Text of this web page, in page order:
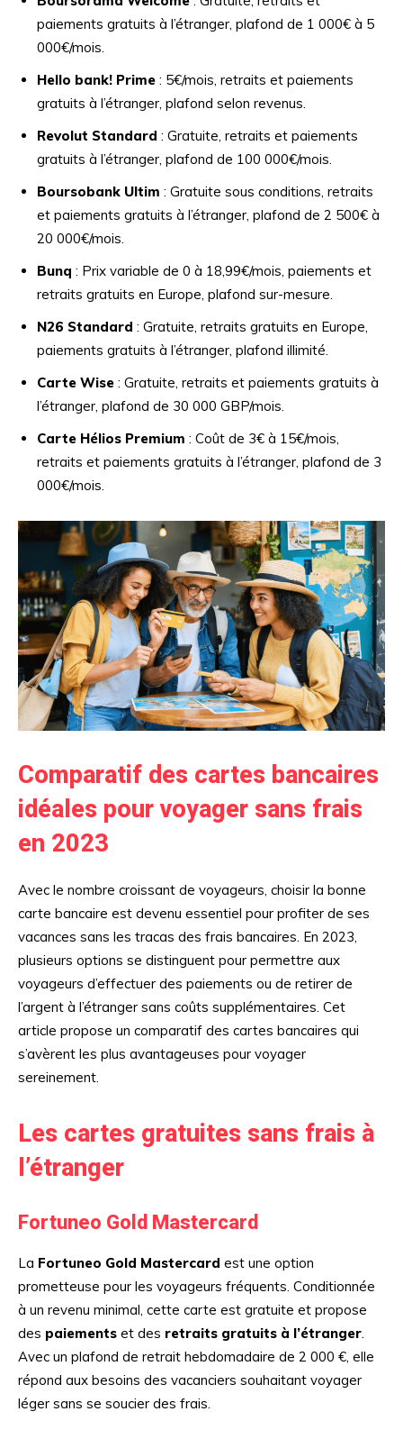
paiements gratuits à l’étranger, plafond de 1 000€ à 5
000€/mois.
Hello bank! Prime : 5€/mois, retraits et paiements
gratuits à l’étranger, plafond selon revenus.
Revolut Standard : Gratuite, retraits et paiements
gratuits à l’étranger, plafond de 100 000€/mois.
Boursobank Ultim : Gratuite sous conditions, retraits
et paiements gratuits à l’étranger, plafond de 2 500€ à
20 000€/mois.
Bunq : Prix variable de 0 à 18,99€/mois, paiements et
retraits gratuits en Europe, plafond sur-mesure.
N26 Standard : Gratuite, retraits gratuits en Europe,
paiements gratuits à l’étranger, plafond illimité.
Carte Wise : Gratuite, retraits et paiements gratuits à
l’étranger, plafond de 30 000 GBP/mois.
Carte Hélios Premium : Coût de 3€ à 15€/mois,
retraits et paiements gratuits à l’étranger, plafond de 3
000€/mois.
Comparatif des cartes bancaires
idéales pour voyager sans frais
en 2023
Avec le nombre croissant de voyageurs, choisir la bonne
carte bancaire est devenu essentiel pour profiter de ses
vacances sans les tracas des frais bancaires. En 2023,
plusieurs options se distinguent pour permettre aux
voyageurs d’effectuer des paiements ou de retirer de
l’argent à l’étranger sans coûts supplémentaires. Cet
article propose un comparatif des cartes bancaires qui
s’avèrent les plus avantageuses pour voyager
sereinement.
Les cartes gratuites sans frais à
l’étranger
Fortuneo Gold Mastercard
La Fortuneo Gold Mastercard est une option
prometteuse pour les voyageurs fréquents. Conditionnée
à un revenu minimal, cette carte est gratuite et propose
des paiements et des retraits gratuits à l’étranger.
Avec un plafond de retrait hebdomadaire de 2 000 €, elle
répond aux besoins des vacanciers souhaitant voyager
léger sans se soucier des frais.